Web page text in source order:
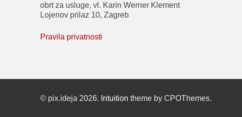
obrt za usluge, vl. Karin Werner Klement
Lojenov prilaz 10, Zagreb
Pravila privatnosti
© pix.ideja 2026. Intuition theme by CPOThemes.